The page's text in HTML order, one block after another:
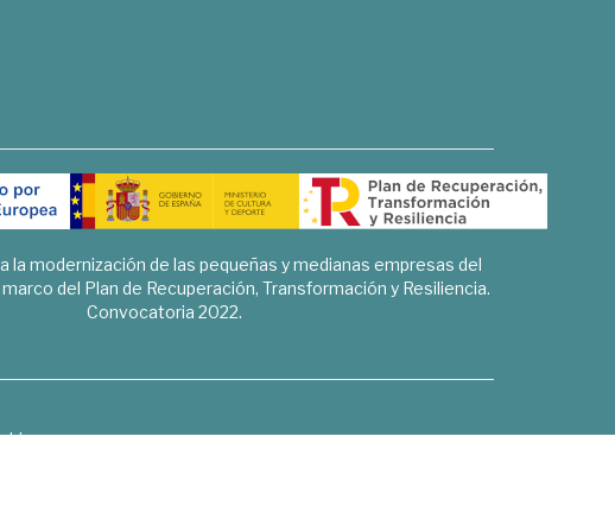
la modernización de las pequeñas y medianas empresas del
del Plan de Recuperación, Transformación y Resiliencia.
Convocatoria 2022.